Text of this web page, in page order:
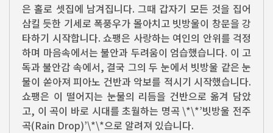
은 홀로 셋집에 남겨집니다. 그때 갑자기 모든 것을 집어
삼킬 듯한 기세로 폭풍우가 몰아치고 빗방울이 창문을 강
타하기 시작합니다. 쇼팽은 사랑하는 여인의 안위를 걱정
하며 마음속에서는 불안과 두려움이 엄습했습니다. 이 고
독과 불안감 속에서, 결국 그의 두 눈에서 빗방울 같은 눈
물이 쏟아져 피아노 건반과 악보를 적시기 시작했습니다.
쇼팽은 이 떨어지는 눈물의 리듬을 건반으로 옮겨 담았
고, 이 곡이 바로 시대를 초월하는 명곡 \*\*’빗방울 전주
곡(Rain Drop)’\*\*으로 알려져 있습니다.